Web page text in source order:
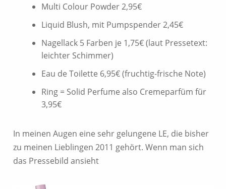
Multi Colour Powder 2,95€
Liquid Blush, mit Pumpspender 2,45€
Nagellack 5 Farben je 1,75€ (laut Pressetext:
leichter Schimmer)
Eau de Toilette 6,95€ (fruchtig-frische Note)
Ring = Solid Perfume also Cremeparfüm für
3,95€
In meinen Augen eine sehr gelungene LE, die bisher
zu meinen Lieblingen 2011 gehört. Wenn man sich
das Pressebild ansieht